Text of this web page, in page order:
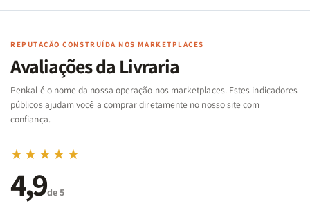
Cartas
Famílias
Bíblia
-
Penkal
Cartas
Famílias
da
Bíblia
-
Penkal
|
de
|
REPUTAÇÃO CONSTRUÍDA NOS MARKETPLACES
Avaliações da Livraria
Penkal é o nome da nossa operação nos marketplaces. Estes indicadores
públicos ajudam você a comprar diretamente no nosso site com
confiança.
★★★★★
4,9de 5